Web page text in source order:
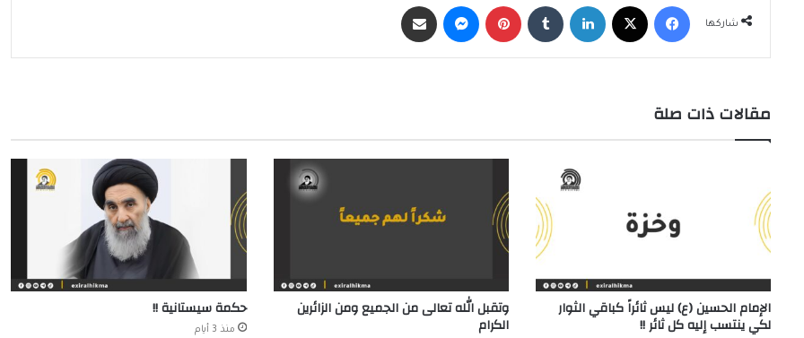
شاركها
مقالات ذات صلة
الإمام الحسين (ع) ليس ثائراً كباقي الثوار
لكي ينتسب إليه كل ثائر !!
وتقبل الله تعالى من الجميع ومن الزائرين
الكرام
حكمة سيستانية !!
منذ 3 أيام